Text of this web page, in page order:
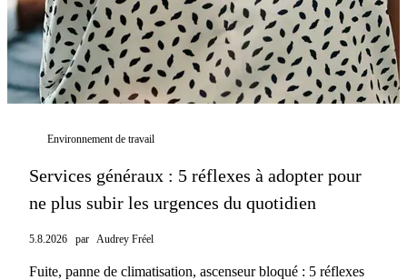
Environnement de travail
Services généraux : 5 réflexes à adopter pour
ne plus subir les urgences du quotidien
5.8.2026 par Audrey Fréel
Fuite, panne de climatisation, ascenseur bloqué : 5 réflexes